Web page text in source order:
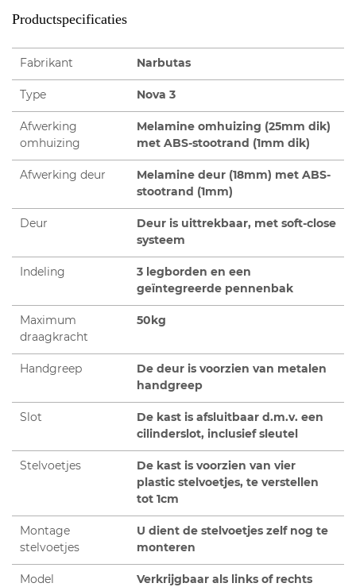
Productspecificaties
Fabrikant Narbutas
Type Nova 3
Afwerking
omhuizing
Melamine omhuizing (25mm dik)
met ABS-stootrand (1mm dik)
Afwerking deur
Melamine deur (18mm) met ABS-
stootrand (1mm)
Deur
Deur is uittrekbaar, met soft-close
systeem
Indeling
3 legborden en een
geïntegreerde pennenbak
Maximum
draagkracht
50kg
Handgreep
De deur is voorzien van metalen
handgreep
Slot
De kast is afsluitbaar d.m.v. een
cilinderslot, inclusief sleutel
Stelvoetjes
De kast is voorzien van vier
plastic stelvoetjes, te verstellen
tot 1cm
Montage
stelvoetjes
U dient de stelvoetjes zelf nog te
monteren
Model
Verkrijgbaar als links of rechts